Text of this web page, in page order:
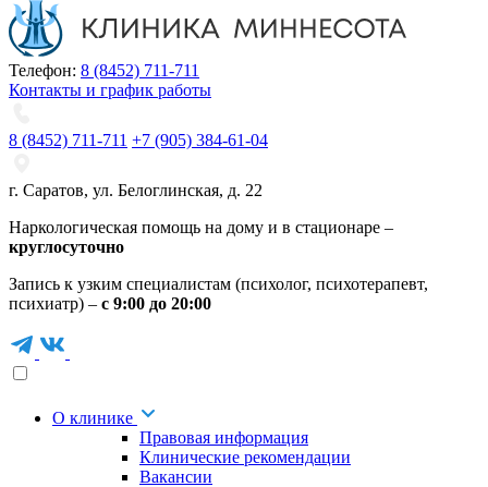
Телефон: 8 (8452) 711-711
Контакты и график работы
8 (8452) 711-711 +7 (905) 384-61-04
г. Саратов, ул. Белоглинская, д. 22
Наркологическая помощь на дому и в стационаре –
круглосуточно
Запись к узким специалистам (психолог, психотерапевт,
психиатр) – с 9:00 до 20:00
О клинике
Правовая информация
Клинические рекомендации
Вакансии